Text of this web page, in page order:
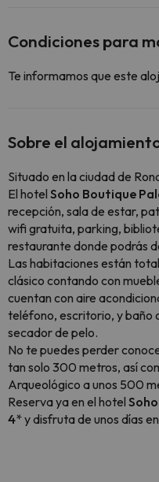
Condiciones para
Te informamos que este
Sobre el
Situado en la ciudad de
El hotel Soho Boutique
recepción, sala de estar,
wifi gratuita, parking,
restaurante donde podrás
Las habitaciones están
clásico contando con
cuentan con aire
teléfono, escritorio, y baño
secador de pelo.
No te puedes perder
tan solo 300 metros, así
Arqueológico a unos 500
Reserva ya en el hotel
4* y disfruta de unos días